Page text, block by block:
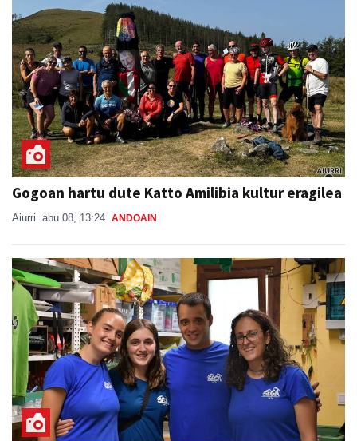
Gogoan hartu dute Katto Amilibia kultur eragilea
Aiurri abu 08, 13:24 ANDOAIN